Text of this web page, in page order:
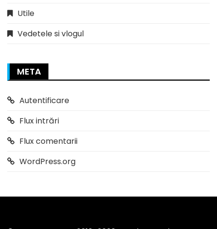
Utile
Vedetele si vlogul
META
Autentificare
Flux intrări
Flux comentarii
WordPress.org